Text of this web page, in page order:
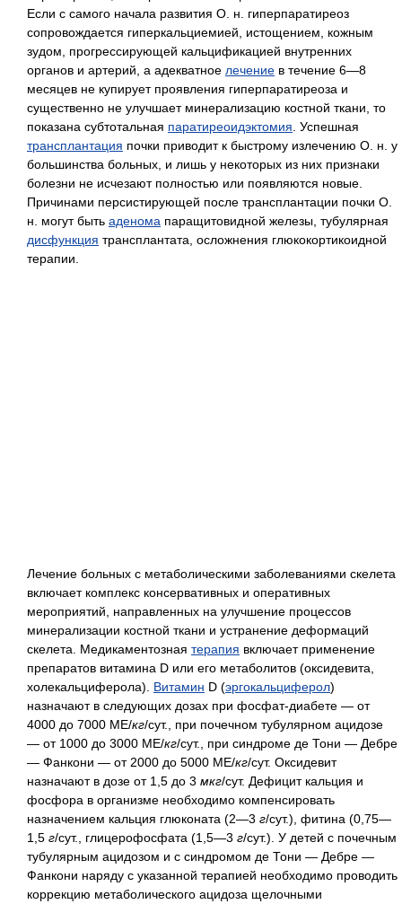
Если с самого начала развития О. н. гиперпаратиреоз
сопровождается гиперкальциемией, истощением, кожным
зудом, прогрессирующей кальцификацией внутренних
органов и артерий, а адекватное лечение в течение 6—8
месяцев не купирует проявления гиперпаратиреоза и
существенно не улучшает минерализацию костной ткани, то
показана субтотальная паратиреоидэктомия . Успешная
трансплантация почки приводит к быстрому излечению О. н. у
большинства больных, и лишь у некоторых из них признаки
болезни не исчезают полностью или появляются новые.
Причинами персистирующей после трансплантации почки О.
н. могут быть аденома паращитовидной железы, тубулярная
дисфункция трансплантата, осложнения глюкокортикоидной
терапии.
Лечение больных с метаболическими заболеваниями скелета
включает комплекс консервативных и оперативных
мероприятий, направленных на улучшение процессов
минерализации костной ткани и устранение деформаций
скелета. Медикаментозная терапия включает применение
препаратов витамина D или его метаболитов (оксидевита,
холекальциферола). Витамин D (эргокальциферол)
назначают в следующих дозах при фосфат-диабете — от
4000 до 7000 МЕ/кг/сут., при почечном тубулярном ацидозе
— от 1000 до 3000 МЕ/кг/сут., при синдроме де Тони — Дебре
— Фанкони — от 2000 до 5000 МЕ/кг/сут. Оксидевит
назначают в дозе от 1,5 до 3 мкг/сут. Дефицит кальция и
фосфора в организме необходимо компенсировать
назначением кальция глюконата (2—3 г/сут.), фитина (0,75—
1,5 г/сут., глицерофосфата (1,5—3 г/сут.). У детей с почечным
тубулярным ацидозом и с синдромом де Тони — Дебре —
Фанкони наряду с указанной терапией необходимо проводить
коррекцию метаболического ацидоза щелочными